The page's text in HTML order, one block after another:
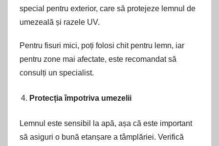
special pentru exterior, care să protejeze lemnul de
umezeală și razele UV.
Pentru fisuri mici, poți folosi chit pentru lemn, iar
pentru zone mai afectate, este recomandat să
consulți un specialist.
Protecția împotriva umezelii
Lemnul este sensibil la apă, așa că este important
să asiguri o bună etanșare a tâmplăriei. Verifică